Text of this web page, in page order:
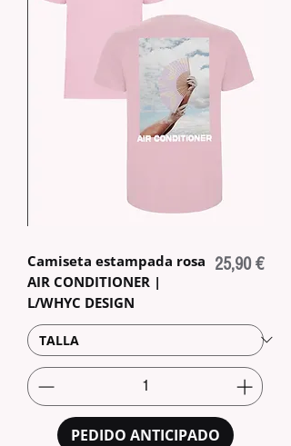
Camiseta estampada rosa
AIR CONDITIONER |
L/WHYC DESIGN
Precio
25,90 €
PEDIDO ANTICIPADO